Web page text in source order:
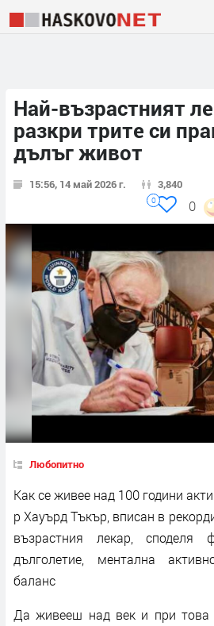
Най-възрастният
разкри трите си
дълъг живот
15:56, 14 май 2026 г. 3,840
0
0
Любопитно
Как се живее над 100 години
р Хауърд Тъкър, вписан в
възрастния лекар, споделя
дълголетие, ментална
баланс
Да живееш над век и при това